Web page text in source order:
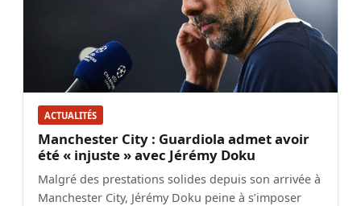
ACTUALITÉS
Manchester City : Guardiola admet avoir
été « injuste » avec Jérémy Doku
Malgré des prestations solides depuis son arrivée à
Manchester City, Jérémy Doku peine à s’imposer